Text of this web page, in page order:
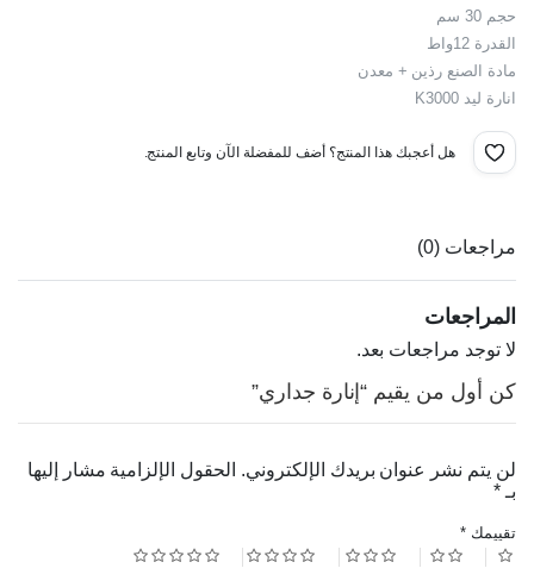
الأصلي
هو:
د.ا60.00.
الحالي
هو:
د.ا30.00.
حجم 30 سم
القدرة 12واط
مادة الصنع رذين + معدن
انارة ليد K3000
هل أعجبك هذا المنتج؟ أضف للمفضلة الآن وتابع المنتج.
مراجعات (0)
المراجعات
لا توجد مراجعات بعد.
كن أول من يقيم “إنارة جداري”
لن يتم نشر عنوان بريدك الإلكتروني. الحقول الإلزامية مشار إليها
بـ *
تقييمك *